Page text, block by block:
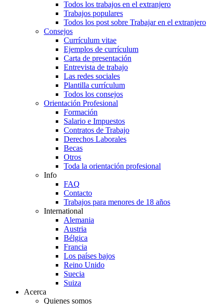
Todos los trabajos en el extranjero
Trabajos populares
Todos los post sobre Trabajar en el extranjero
Consejos
Currículum vitae
Ejemplos de currículum
Carta de presentación
Entrevista de trabajo
Las redes sociales
Plantilla currículum
Todos los consejos
Orientación Profesional
Formación
Salario e Impuestos
Contratos de Trabajo
Derechos Laborales
Becas
Otros
Toda la orientación profesional
Info
FAQ
Contacto
Trabajos para menores de 18 años
International
Alemania
Austria
Bélgica
Francia
Los países bajos
Reino Unido
Suecia
Suiza
Acerca
Quienes somos